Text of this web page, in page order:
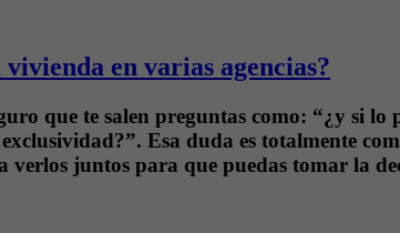
en varias agencias?
que te salen preguntas como: “¿y si lo
Esa duda es totalmente
juntos para que puedas tomar la